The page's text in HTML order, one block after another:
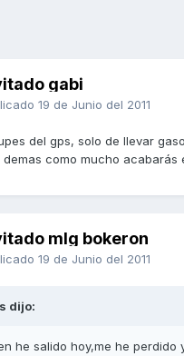
gabi
19 de Junio del 2011
del gps, solo de llevar
demas como mucho acabarás
mlg bokeron
19 de Junio del 2011
dijo:
he salido hoy,me he perdido